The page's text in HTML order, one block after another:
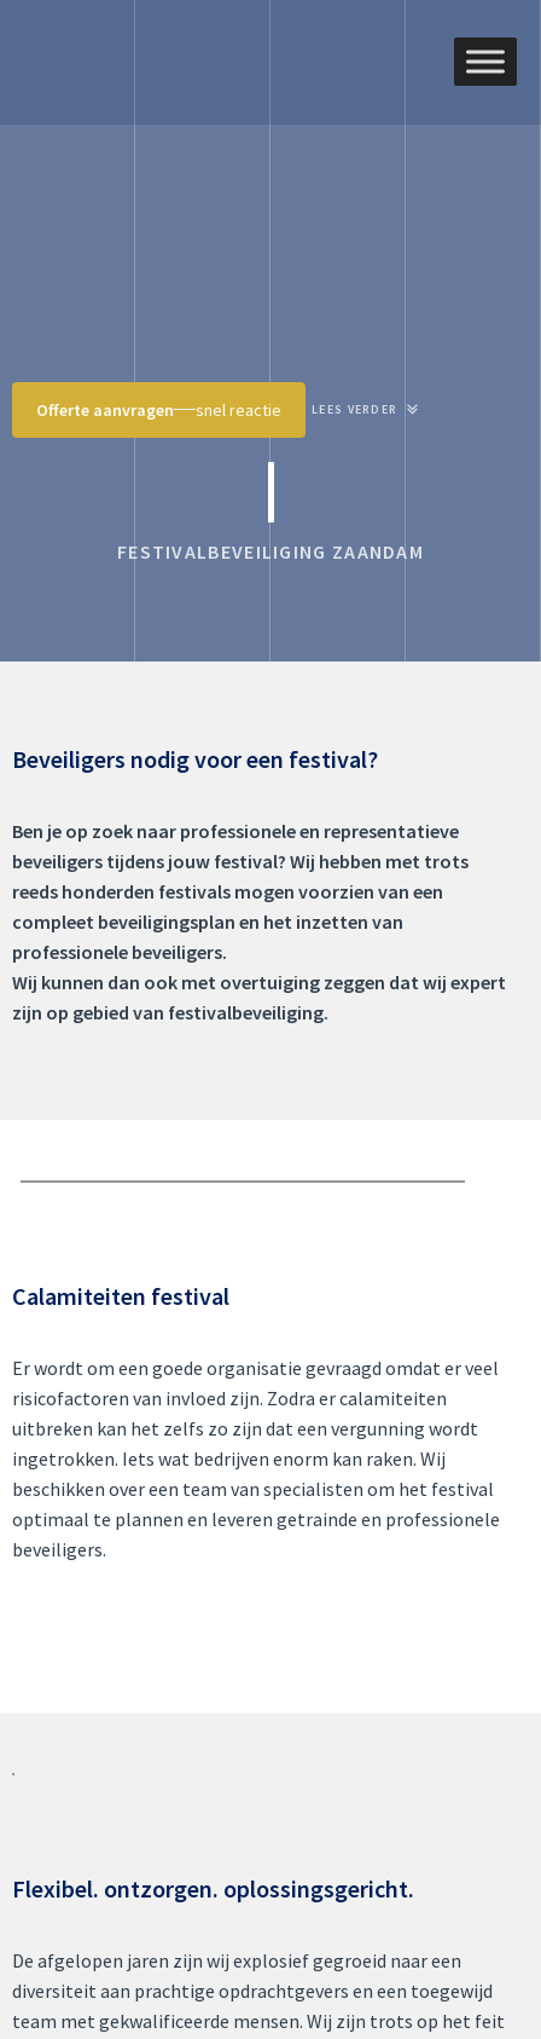
Offerte aanvragen snel reactie LEES VERDER
FESTIVALBEVEILIGING ZAANDAM
Beveiligers nodig voor een festival?
Ben je op zoek naar professionele en representatieve
beveiligers tijdens jouw festival? Wij hebben met trots
reeds honderden festivals mogen voorzien van een
compleet beveiligingsplan en het inzetten van
professionele beveiligers.
Wij kunnen dan ook met overtuiging zeggen dat wij expert
zijn op gebied van festivalbeveiliging.
Calamiteiten festival
Er wordt om een goede organisatie gevraagd omdat er veel
risicofactoren van invloed zijn. Zodra er calamiteiten
uitbreken kan het zelfs zo zijn dat een vergunning wordt
ingetrokken. Iets wat bedrijven enorm kan raken. Wij
beschikken over een team van specialisten om het festival
optimaal te plannen en leveren getrainde en professionele
beveiligers.
Flexibel. ontzorgen. oplossingsgericht. ​
De afgelopen jaren zijn wij explosief gegroeid naar een
diversiteit aan prachtige opdrachtgevers en een toegewijd
team met gekwalificeerde mensen. Wij zijn trots op het feit